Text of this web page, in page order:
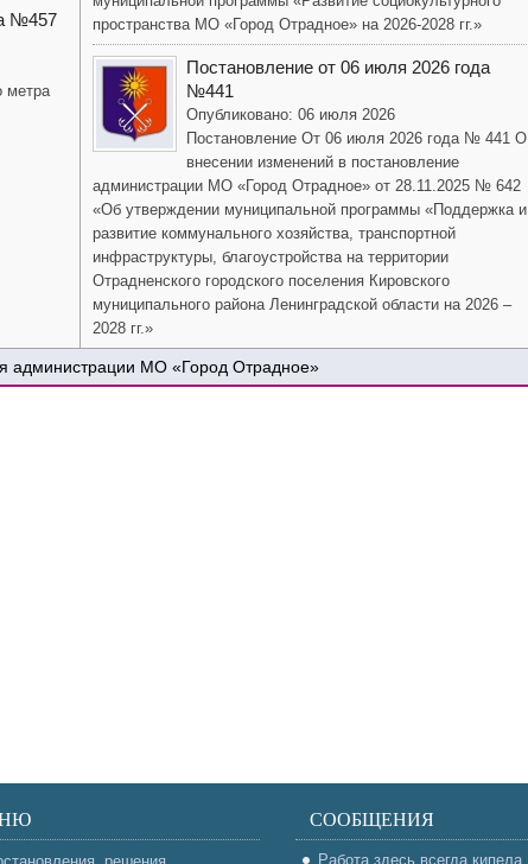
№457
метра
пространства МО «Город Отрадное» на 2026-2028 гг.»
Постановление от 06 июля 2026 года
№441
Опубликовано: 06 июля 2026
Постановление От 06 июля 2026 года № 441 О
внесении изменений в постановление
администрации МО «Город Отрадное» от 28.11.2025 № 642
«Об утверждении муниципальной программы «Поддержка и
развитие коммунального хозяйства, транспортной
инфраструктуры, благоустройства на территории
Отрадненского городского поселения Кировского
муниципального района Ленинградской области на 2026 –
2028 гг.»
администрации МО «Город Отрадное»
СООБЩЕНИЯ
Работа здесь всегда кипела